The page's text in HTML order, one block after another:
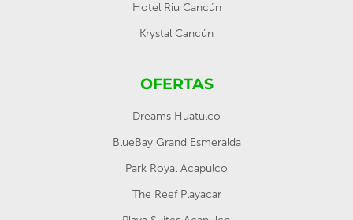
Hotel Riu Cancún
Krystal Cancún
OFERTAS
Dreams Huatulco
BlueBay Grand Esmeralda
Park Royal Acapulco
The Reef Playacar